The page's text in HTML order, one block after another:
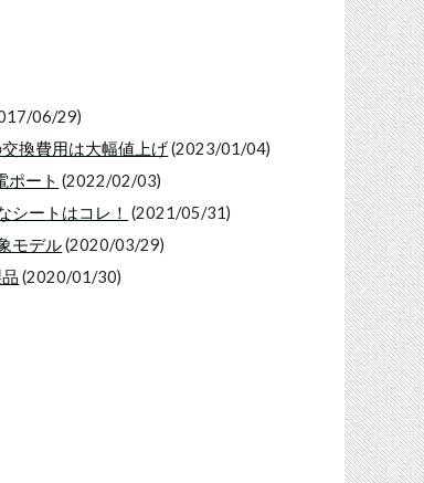
06/29)
換費用は大幅値上げ(2023/01/04)
ポート (2022/02/03)
シートはコレ！ (2021/05/31)
モデル(2020/03/29)
(2020/01/30)